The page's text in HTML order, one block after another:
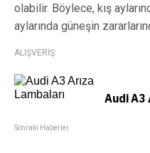
olabilir. Böylece, kış
aylarında güneşin
ALIŞVERİŞ
Audi A3
Sonraki Haberler